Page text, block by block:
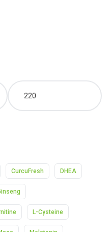
CurcuFresh DHEA
L-Cysteine